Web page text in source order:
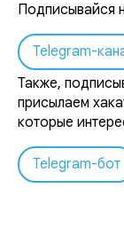
Подписывайся
Telegram-
Также,
присылаем
которые
Telegram-бот